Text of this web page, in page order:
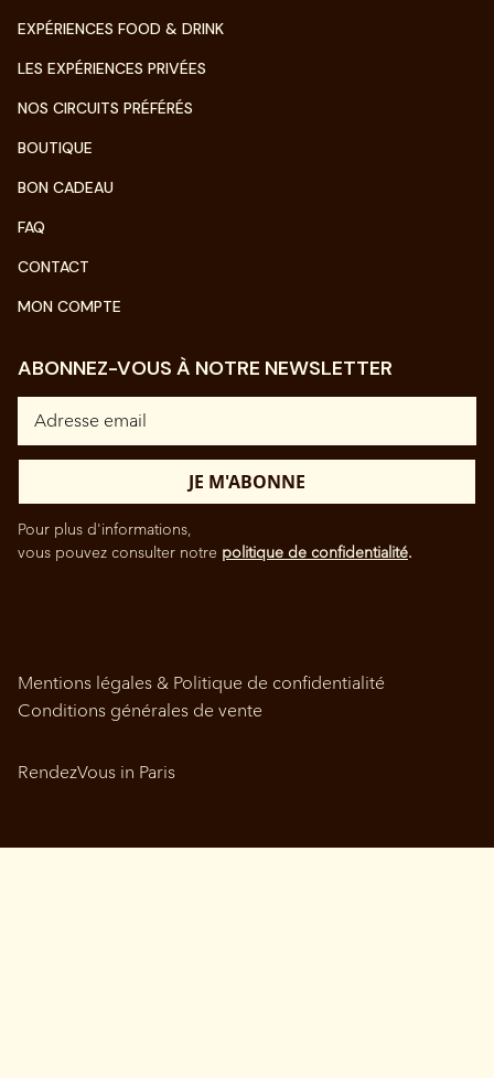
EXPÉRIENCES FOOD & DRINK
LES EXPÉRIENCES PRIVÉES
NOS CIRCUITS PRÉFÉRÉS
BOUTIQUE
BON CADEAU
FAQ
CONTACT
MON COMPTE
ABONNEZ-VOUS À NOTRE NEWSLETTER
Pour plus d'informations,
vous pouvez consulter notre politique de confidentialité.
RendezVous in Paris
Mentions légales & Politique de confidentialité
Conditions générales de vente